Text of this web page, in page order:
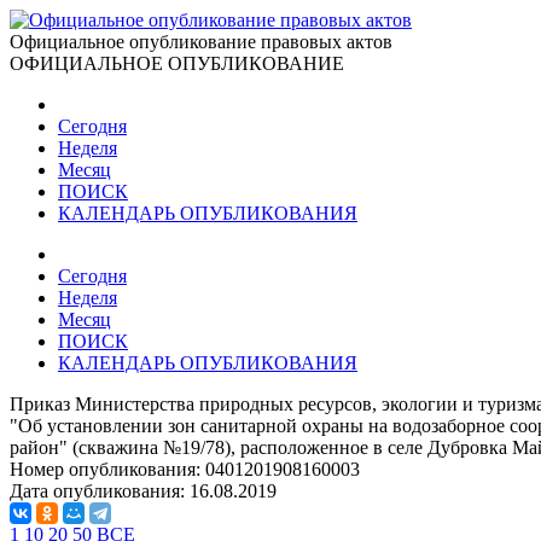
Официальное опубликование правовых актов
ОФИЦИАЛЬНОЕ ОПУБЛИКОВАНИЕ
Сегодня
Неделя
Месяц
ПОИСК
КАЛЕНДАРЬ ОПУБЛИКОВАНИЯ
Сегодня
Неделя
Месяц
ПОИСК
КАЛЕНДАРЬ ОПУБЛИКОВАНИЯ
Приказ Министерства природных ресурсов, экологии и
"Об установлении зон санитарной охраны на водозаборное
район" (скважина №19/78), расположенное в селе Дубровка
Номер опубликования: 0401201908160003
Дата опубликования: 16.08.2019
1 10 20 50 ВСЕ